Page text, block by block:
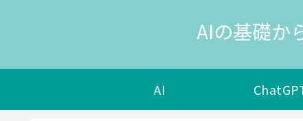
AIの基礎か
AI